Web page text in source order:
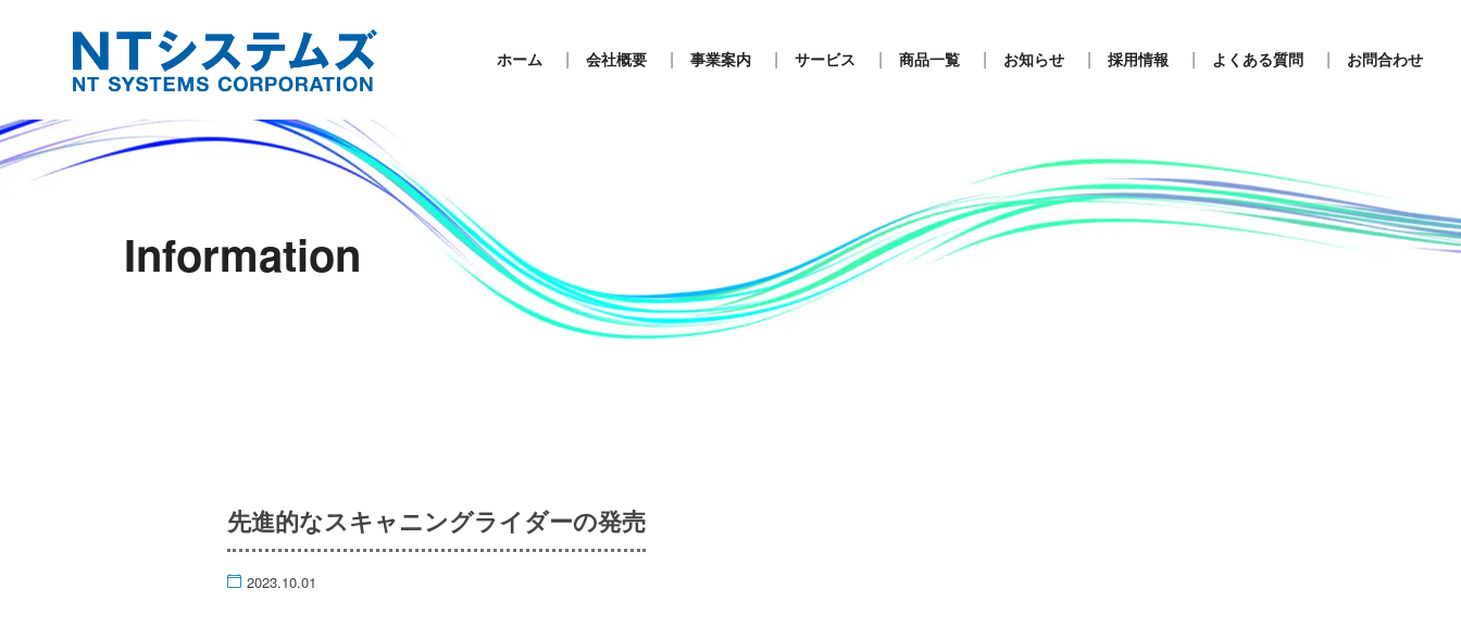
ホーム 会社概要 事業案内 サービス 商品一覧 お知らせ 採用情報 よくある質問 お問合わせ
Information
先進的なスキャニングライダーの発売
2023.10.01